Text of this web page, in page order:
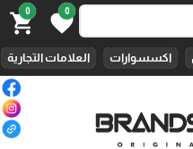
0
favorite
0
shopping_cart
اكسسوارات العلامات التجارية